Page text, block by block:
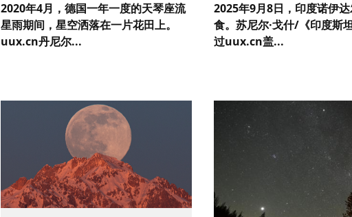
2020年4月，德国一年一度的天琴座流
星雨期间，星空洒落在一片花田上。
uux.cn丹尼尔...
2025年9月8日，印度诺伊
食。苏尼尔·戈什/《印度斯
过uux.cn盖...